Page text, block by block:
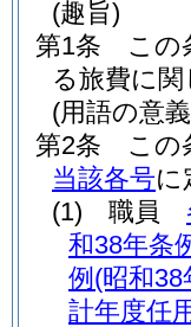
(趣旨)
第1条
この
る旅費に
(用語の意
第2条
この
当該各号に
(1)
職員
和38年条
例 (昭和38
計年度任